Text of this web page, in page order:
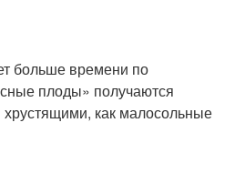
больше времени по
плоды» получаются
как малосольные